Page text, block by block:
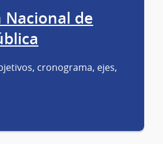
Nacional de
cronograma, ejes,